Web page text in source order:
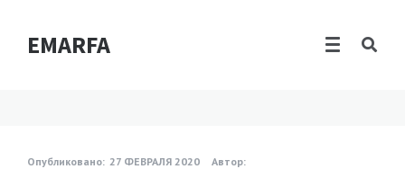
EMARFA
Опубликовано: 27 ФЕВРАЛЯ 2020
Автор: